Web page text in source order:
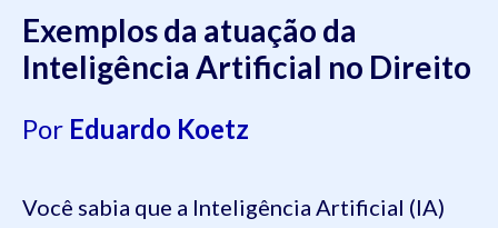
Exemplos da atuação da
Inteligência Artificial no Direito
Por Eduardo Koetz
Você sabia que a Inteligência Artificial (IA)